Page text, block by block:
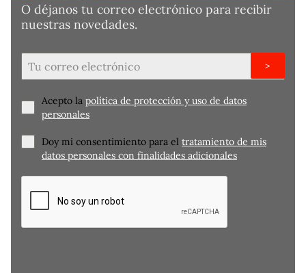
O déjanos tu correo electrónico para recibir
nuestras novedades.
Acepto la política de protección y uso de datos
personales
Doy mi consentimiento para el tratamiento de mis
datos personales con finalidades adicionales
>